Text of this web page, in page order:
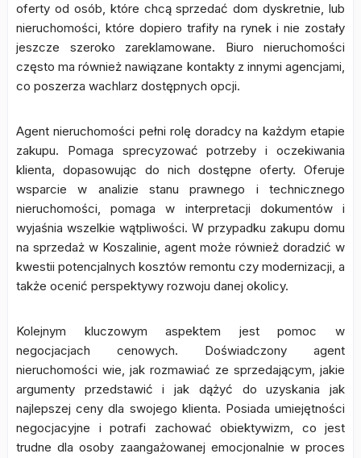
oferty od osób, które chcą sprzedać dom dyskretnie, lub
nieruchomości, które dopiero trafiły na rynek i nie zostały
jeszcze szeroko zareklamowane. Biuro nieruchomości
często ma również nawiązane kontakty z innymi agencjami,
co poszerza wachlarz dostępnych opcji.
Agent nieruchomości pełni rolę doradcy na każdym etapie
zakupu. Pomaga sprecyzować potrzeby i oczekiwania
klienta, dopasowując do nich dostępne oferty. Oferuje
wsparcie w analizie stanu prawnego i technicznego
nieruchomości, pomaga w interpretacji dokumentów i
wyjaśnia wszelkie wątpliwości. W przypadku zakupu domu
na sprzedaż w Koszalinie, agent może również doradzić w
kwestii potencjalnych kosztów remontu czy modernizacji, a
także ocenić perspektywy rozwoju danej okolicy.
Kolejnym kluczowym aspektem jest pomoc w
negocjacjach cenowych. Doświadczony agent
nieruchomości wie, jak rozmawiać ze sprzedającym, jakie
argumenty przedstawić i jak dążyć do uzyskania jak
najlepszej ceny dla swojego klienta. Posiada umiejętności
negocjacyjne i potrafi zachować obiektywizm, co jest
trudne dla osoby zaangażowanej emocjonalnie w proces